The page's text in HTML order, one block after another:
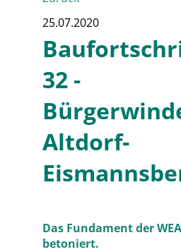
25.07.2020
32 -
Altdorf-
Das Fundament der
betoniert.